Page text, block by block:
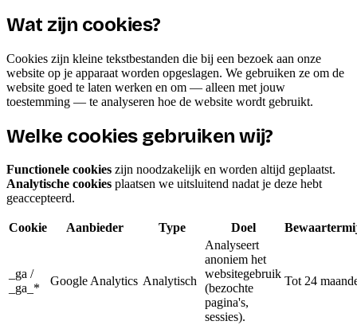
Wat zijn cookies?
Cookies zijn kleine tekstbestanden die bij een bezoek aan onze
website op je apparaat worden opgeslagen. We gebruiken ze om de
website goed te laten werken en om — alleen met jouw
toestemming — te analyseren hoe de website wordt gebruikt.
Welke cookies gebruiken wij?
Functionele cookies zijn noodzakelijk en worden altijd geplaatst.
Analytische cookies plaatsen we uitsluitend nadat je deze hebt
geaccepteerd.
Cookie Aanbieder Type Doel
_ga /
_ga_*
Google Analytics Analytisch
Analyseert
anoniem het
websitegebruik
(bezochte
pagina's,
sessies).
Tot 24